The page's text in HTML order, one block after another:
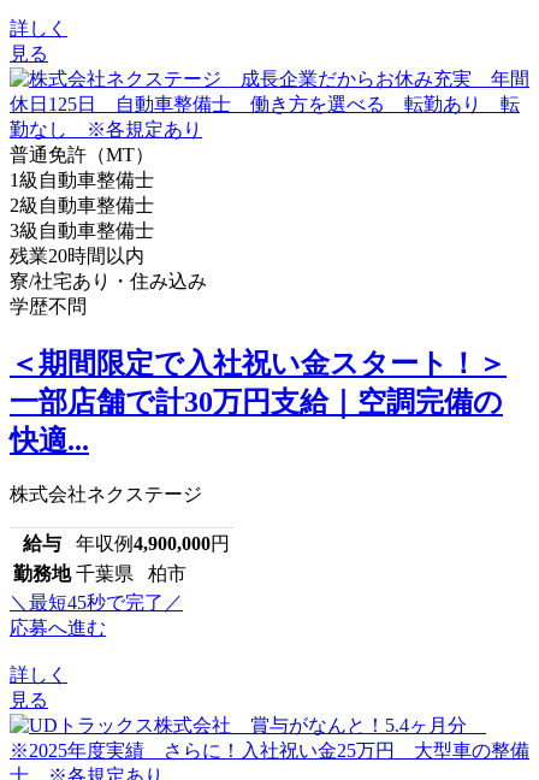
詳しく
見る
普通免許（MT）
1級自動車整備士
2級自動車整備士
3級自動車整備士
残業20時間以内
寮/社宅あり・住み込み
学歴不問
＜期間限定で入社祝い金スタート！＞
一部店舗で計30万円支給｜空調完備の
快適...
株式会社ネクステージ
給与 年収例4,900,000円
勤務地 千葉県 柏市
＼最短45秒で完了／
応募へ進む
詳しく
見る